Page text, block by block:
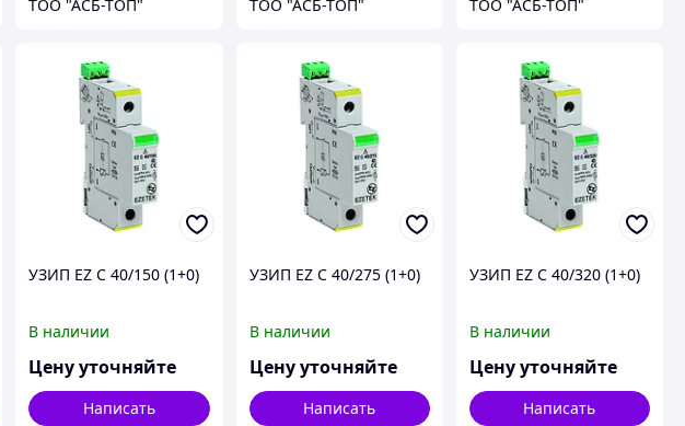
ТОО "АСБ-ТОП" ТОО "АСБ-ТОП" ТОО "АСБ-ТОП"
УЗИП EZ C 40/150 (1+0)
В наличии
Цену уточняйте
Написать
УЗИП EZ C 40/275 (1+0)
В наличии
Цену уточняйте
Написать
УЗИП EZ C 40/320 (1+0)
В наличии
Цену уточняйте
Написать